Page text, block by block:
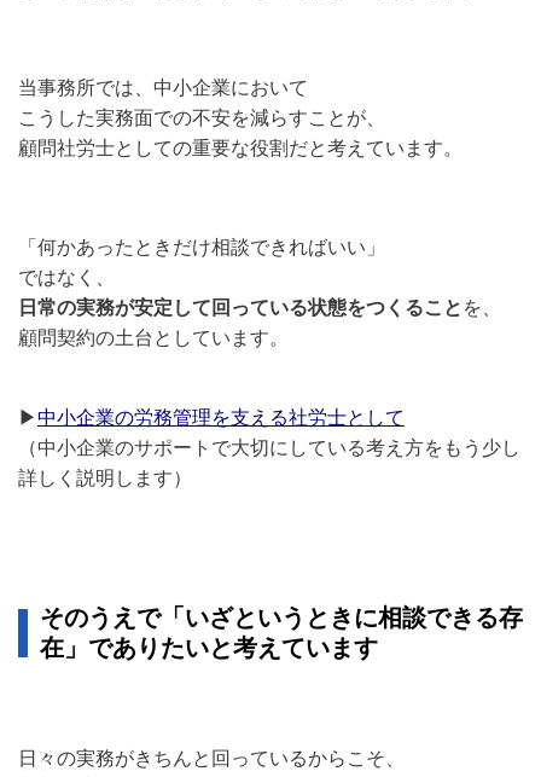
当事務所では、中小企業において
こうした実務面での不安を減らすことが、
顧問社労士としての重要な役割だと考えています。
「何かあったときだけ相談できればいい」
ではなく、
日常の実務が安定して回っている状態をつくること を、
顧問契約の土台としています。
▶中小企業の労務管理を支える社労士として
（中小企業のサポートで大切にしている考え方をもう少し
詳しく説明します）
そのうえで「いざというときに相談できる存
在」でありたいと考えています
日々の実務がきちんと回っているからこそ、